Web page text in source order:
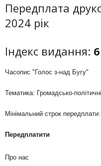
Передплата
2024 рік
Індекс видання:
Часопис "Голос з-над Бугу"
Тематика: Громадсько-
Мінімальний строк передплати:
Передплатити
Про нас